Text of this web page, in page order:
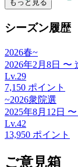
もっと見る
シーズン履歴
2026春~
2026年2月8日 〜
Lv.29
7,150 ポイント
~2026衆院選
2025年8月12日 〜
Lv.42
13,950 ポイント
ご意見箱